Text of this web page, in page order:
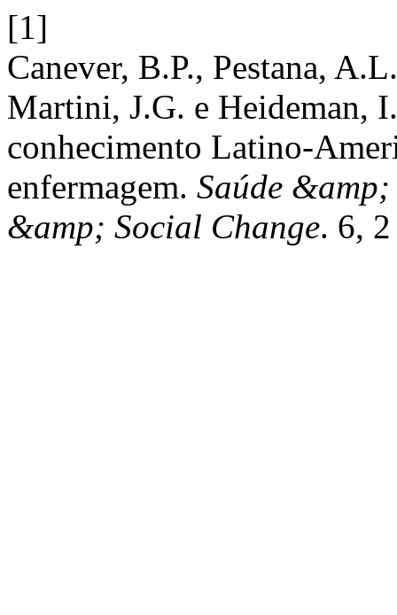
[1]
Canever, B.P., Pestana,
Martini, J.G. e Heideman,
conhecimento Latino-
enfermagem. Saúde
&amp; Social Change. 6,